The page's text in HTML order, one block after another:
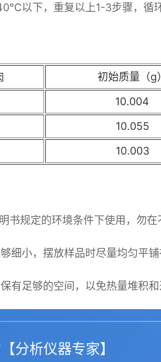
以下，重复以上1-3步骤，循
初始质量（g
10.004
10.055
10.003
书规定的环境条件下使用，勿
细小，摆放样品时尽量均匀平
有足够的空间，以免热量堆积
热单元四周区域会变热，请勿
中，环形加热元件和其防护玻
分析仪器专家】